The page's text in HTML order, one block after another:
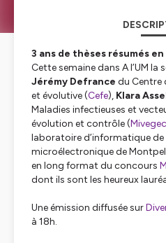
3 ans de thèses résumés
Cette semaine dans A l’UM la
Jérémy Defrance du Centre
et évolutive (Cefe), Klara
Maladies infectieuses et
évolution et contrôle(Mivegec
laboratoire d’informatique
microélectronique de
en long format du concours
dont ils sont les heureux
Une émission diffusée sur
à 18h.